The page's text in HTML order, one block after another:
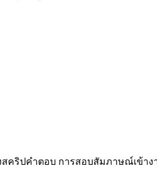
คริปคำตอบ การสอบสัมภาษณ์เข้าง